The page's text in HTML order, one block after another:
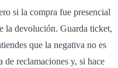
si la compra fue presencial
la devolución. Guarda ticket,
que la negativa no es
de reclamaciones y, si hace